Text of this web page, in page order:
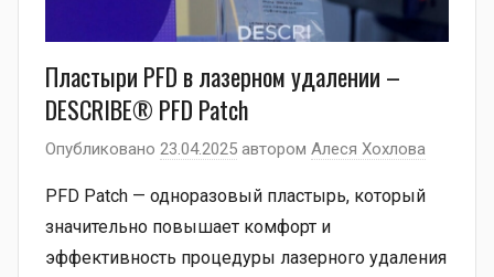
Пластыри PFD в лазерном удалении –
DESCRIBE® PFD Patch
Опубликовано 23.04.2025 автором Алеся Хохлова
PFD Patch — одноразовый пластырь, который
значительно повышает комфорт и
эффективность процедуры лазерного удаления